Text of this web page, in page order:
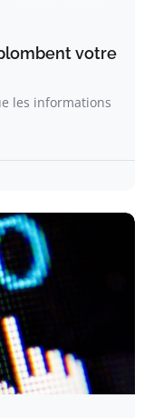
votre
les informations